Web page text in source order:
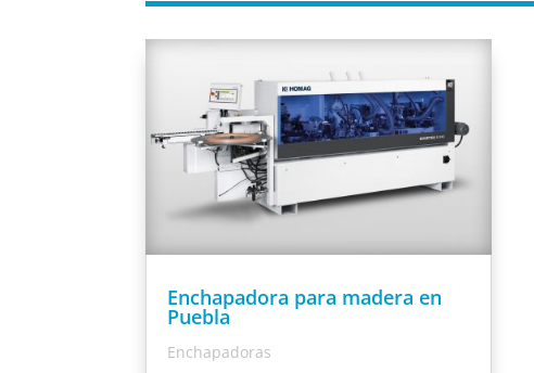
Enchapadora para madera en
Puebla
Enchapadoras